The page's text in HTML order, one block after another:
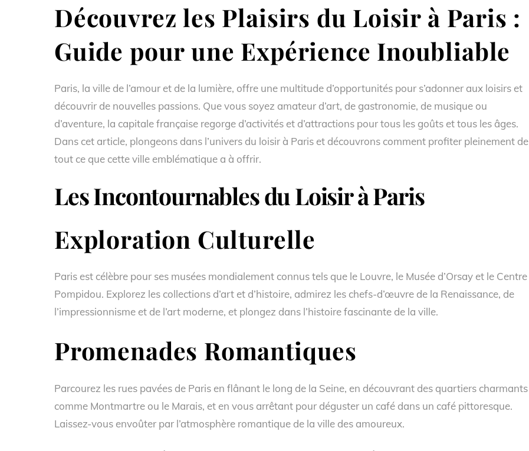
Découvrez les Plaisirs du Loisir à Paris :
Guide pour une Expérience Inoubliable
Paris, la ville de l’amour et de la lumière, offre une multitude d’opportunités pour s’adonner aux loisirs et
découvrir de nouvelles passions. Que vous soyez amateur d’art, de gastronomie, de musique ou
d’aventure, la capitale française regorge d’activités et d’attractions pour tous les goûts et tous les âges.
Dans cet article, plongeons dans l’univers du loisir à Paris et découvrons comment profiter pleinement de
tout ce que cette ville emblématique a à offrir.
Les Incontournables du Loisir à Paris
Exploration Culturelle
Paris est célèbre pour ses musées mondialement connus tels que le Louvre, le Musée d’Orsay et le Centre
Pompidou. Explorez les collections d’art et d’histoire, admirez les chefs-d’œuvre de la Renaissance, de
l’impressionnisme et de l’art moderne, et plongez dans l’histoire fascinante de la ville.
Promenades Romantiques
Parcourez les rues pavées de Paris en flânant le long de la Seine, en découvrant des quartiers charmants
comme Montmartre ou le Marais, et en vous arrêtant pour déguster un café dans un café pittoresque.
Laissez-vous envoûter par l’atmosphère romantique de la ville des amoureux.